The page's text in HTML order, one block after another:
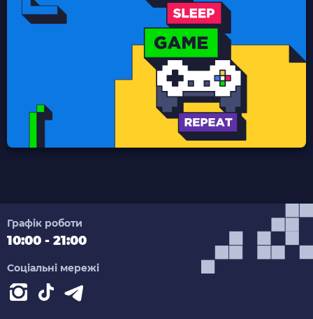
Графік роботи
10:00 - 21:00
Соціальні мережі